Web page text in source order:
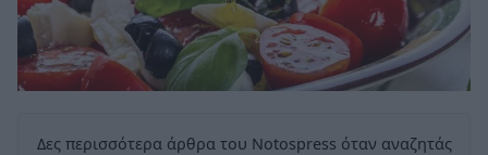
Δες περισσότερα άρθρα του Notospress όταν αναζητάς